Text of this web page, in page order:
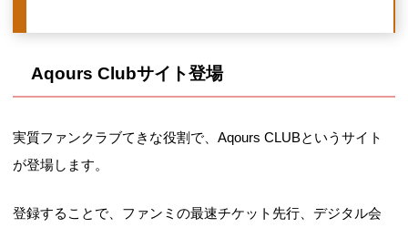
Aqours Clubサイト登場
実質ファンクラブてきな役割で、Aqours CLUBというサイト
が登場します。
登録することで、ファンミの最速チケット先行、デジタル会